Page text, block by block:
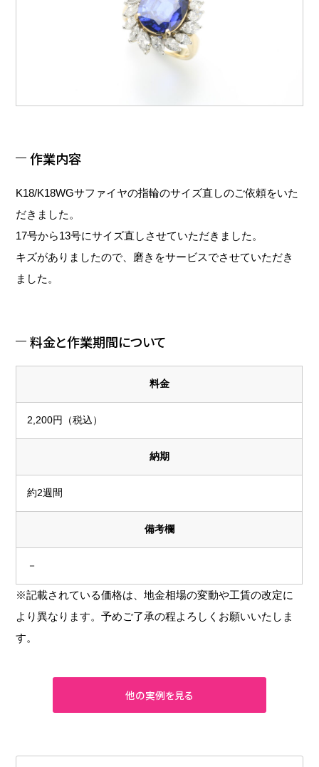
作業内容
K18/K18WGサファイヤの指輪のサイズ直しのご依頼をいた
だきました。
17号から13号にサイズ直しさせていただきました。
キズがありましたので、磨きをサービスでさせていただき
ました。
料金と作業期間について
料金
2,200円（税込）
納期
約2週間
備考欄
－
※記載されている価格は、地金相場の変動や工賃の改定に
より異なります。予めご了承の程よろしくお願いいたしま
す。